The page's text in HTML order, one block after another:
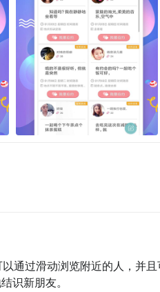
通过滑动浏览附近的人，并
识新朋友。